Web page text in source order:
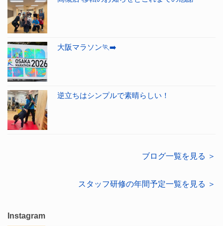
大阪マラソン🏃‍➡️
逆立ちはシンプルで素晴らしい！
ブログ一覧を見る ＞
スタッフ研修の年間予定一覧を見る ＞
Instagram